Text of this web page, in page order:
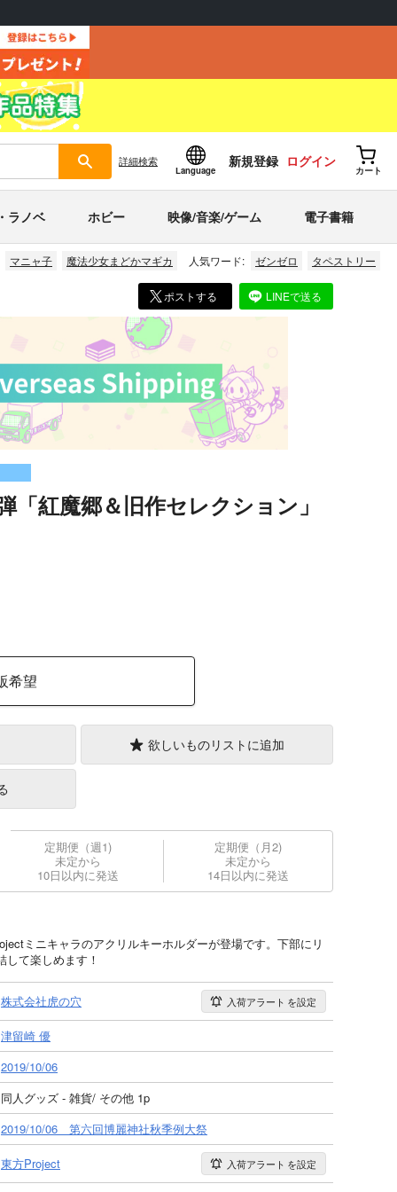
詳細検索
Language
新規登録 ログイン
カート
ラノベ ホビー 映像/音楽/ゲーム 電子書籍
マニャ子 魔法少女まどかマギカ 人気ワード: ゼンゼロ タペストリー
ポストする LINEで送る
「紅魔郷＆旧作セレクション」
希望
欲しいものリストに追加
定期便（週1)
未定から
10日以内に発送
定期便（月2)
未定から
14日以内に発送
ミニキャラのアクリルキーホルダーが登場です。下部にリ
て楽しめます！
株式会社虎の穴 入荷アラート を設定
津留崎 優
2019/10/06
同人グッズ - 雑貨/ その他 1p
2019/10/06 第六回博麗神社秋季例大祭
東方Project 入荷アラート を設定